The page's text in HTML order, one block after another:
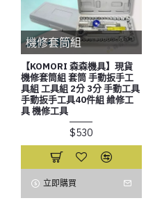
機修套筒組
【KOMORI 森森機具】現貨
機修套筒組 套筒 手動扳手工
具組 工具組 2分 3分 手動工具
手動扳手工具40件組 維修工
具 機修工具
$530
立即購買